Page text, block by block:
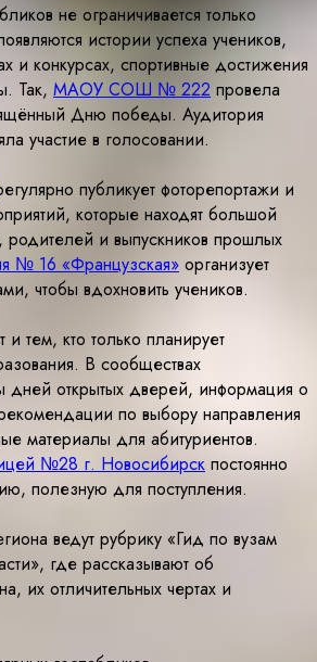
не ограничивается только
истории успеха учеников,
и конкурсах, спортивные достижения
Так, МАОУ СОШ № 222 провела
Дню победы. Аудитория
участие в голосовании.
публикует фоторепортажи и
которые находят большой
родителей и выпускников прошлых
№ 16 «Французская» организует
чтобы вдохновить учеников.
и тем, кто только планирует
В сообществах
дней открытых дверей, информация о
по выбору направления
материалы для абитуриентов.
№28 г. Новосибирск постоянно
полезную для поступления.
ведут рубрику «Гид по вузам
где рассказывают об
их отличительных чертах и